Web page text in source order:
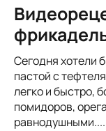
Сегодня хотели
пастой с
легко и быстро,
помидоров,
равнодушными....